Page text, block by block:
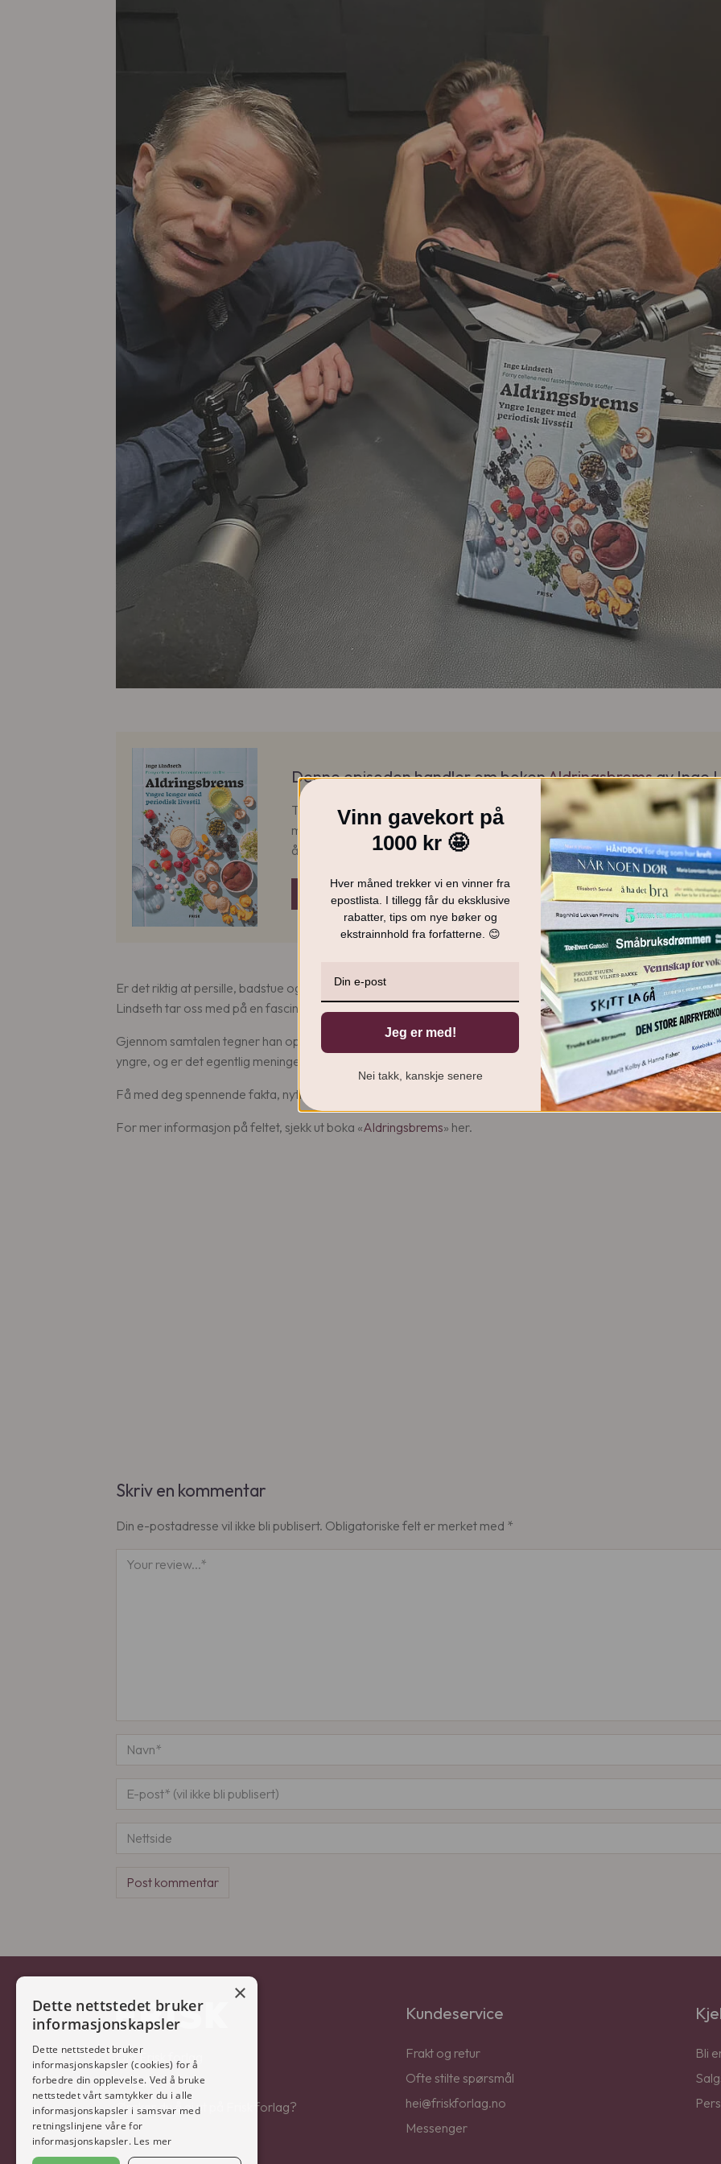
Denne episoden handler om bokenAldringsbremsav Inge
Tenk om du kunne holde kroppen ung, selv om årene går, og dermed utsette
muskelmasse og vitalitet? Per i dag er det ikke mulig å stoppe aldringen, men
å bremse aldringprosessen utover en generelt sunn livsstil.
Er det riktig at persille, badstue og kalde bad faktisk kan reversere biologisk alder? Klinisk ernæringsfysiolog
Lindseth tar oss med på en fascinerende samtale om kropp og aldring.
Gjennom samtalen tegner han opp et detaljert og oversiktlig bilde over hvordan tingene henger sammen, for
yngre, og er det egentlig meningen at vi skal tukle med biologien på denne måten?
Få med deg spennende fakta, nyttige tips og en fornuftig synsvinkel på et tema som fort blir misforstått av
For mer informasjon på feltet, sjekk ut boka «Aldringsbrems» her.
Skriv en kommentar
Din e-postadresse vil ikke bli publisert. Obligatoriske felt er merket med *
Om Frisk forlag
Ansatte
Ønsker du å gi ut på Frisk forlag?
Kundeservice
Frakt og retur
Ofte stilte spørsmål
hei@friskforlag.no
Messenger
Bli
Vinn gavekort på
1000 kr 🤩
Hver måned trekker vi en vinner fra
epostlista. I tillegg får du eksklusive
rabatter, tips om nye bøker og
ekstrainnhold fra forfatterne. 😊
Jeg er med!
Nei takk, kanskje senere
×
Dette nettstedet bruker
informasjonskapsler
Dette nettstedet bruker
informasjonskapsler (cookies) for å
forbedre din opplevelse. Ved å bruke
nettstedet vårt samtykker du i alle
informasjonskapsler i samsvar med
retningslinjene våre for
informasjonskapsler. Les mer